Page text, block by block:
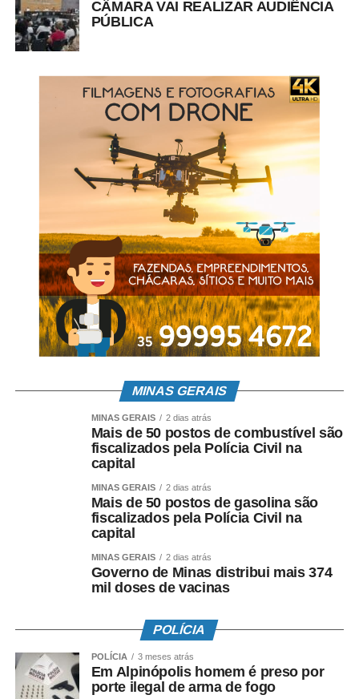
CÂMARA VAI REALIZAR AUDIÊNCIA
PÚBLICA
MINAS GERAIS
MINAS GERAIS 2 dias atrás
Mais de 50 postos de combustível são
fiscalizados pela Polícia Civil na
capital
MINAS GERAIS 2 dias atrás
Mais de 50 postos de gasolina são
fiscalizados pela Polícia Civil na
capital
MINAS GERAIS 2 dias atrás
Governo de Minas distribui mais 374
mil doses de vacinas
POLÍCIA
POLÍCIA 3 meses atrás
Em Alpinópolis homem é preso por
porte ilegal de arma de fogo